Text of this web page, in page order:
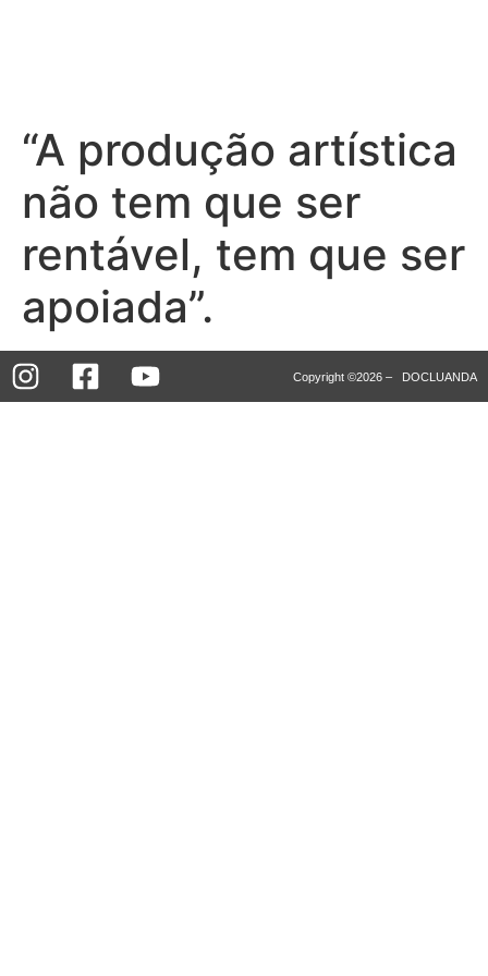
“A produção artística
não tem que ser
rentável, tem que ser
apoiada”.
Copyright ©2026 – DOCLUANDA